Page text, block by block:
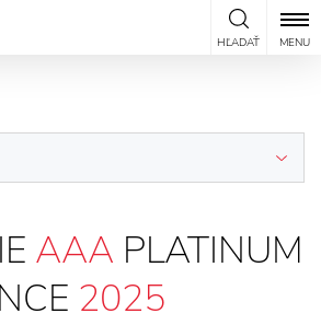
HĽADAŤ MENU
AAA PLATINUM
2025